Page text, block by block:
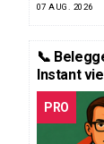
07 AUG. 2026
📞
Instant
PRO